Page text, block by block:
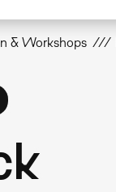
& Workshops